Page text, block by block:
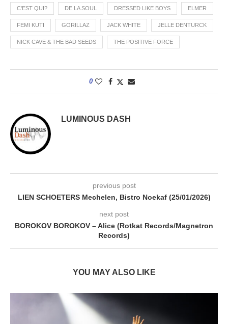
C'EST QUI? DE LA SOUL DRESSED LIKE BOYS ELMER
FEMI KUTI GORILLAZ JACK WHITE JELLE DENTURCK
NICK CAVE & THE BAD SEEDS THE POSITIVE FORCE
0
LUMINOUS DASH
previous post
LIEN SCHOETERS Mechelen, Bistro Noekaf (25/01/2026)
next post
BOROKOV BOROKOV – Alice (Rotkat Records/Magnetron
Records)
YOU MAY ALSO LIKE